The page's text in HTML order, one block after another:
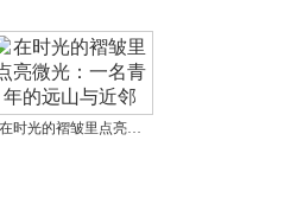
在时光的褶皱里点亮…